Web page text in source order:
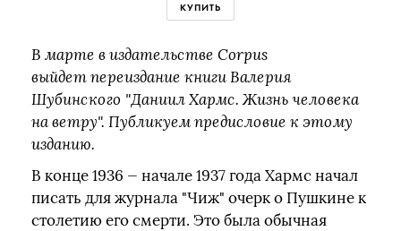
КУПИТЬ
В марте в издательстве Corpus
выйдет переиздание книги Валерия
Шубинского "Даниил Хармс. Жизнь человека
на ветру". Публикуем предисловие к этому
изданию.
В конце 1936 — начале 1937 года Хармс начал
писать для журнала "Чиж" очерк о Пушкине к
столетию его смерти. Это была обычная